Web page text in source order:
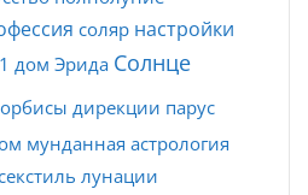
соляр настройки
дом Эрида Солнце
орбисы дирекции парус
мунданная астрология
лунации